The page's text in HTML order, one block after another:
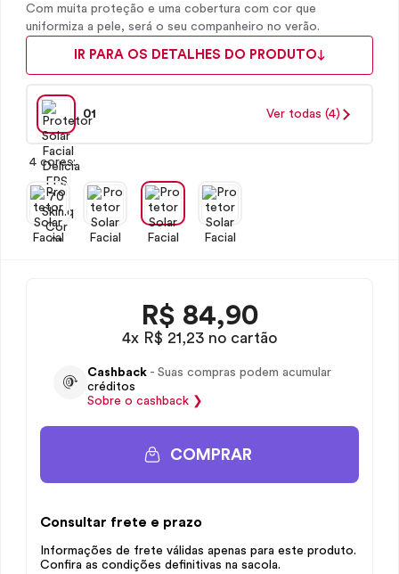
Com muita proteção e uma cobertura com cor que
uniformiza a pele, será o seu companheiro no verão.
IR PARA OS DETALHES DO PRODUTO
01 Ver todas (4)
4 cores:
R$ 84,90
4x R$ 21,23 no cartão
Cashback - Suas compras podem acumular
créditos
Sobre o cashback ❯
COMPRAR
Consultar frete e prazo
Informações de frete válidas apenas para este produto.
Confira as condições definitivas na sacola.